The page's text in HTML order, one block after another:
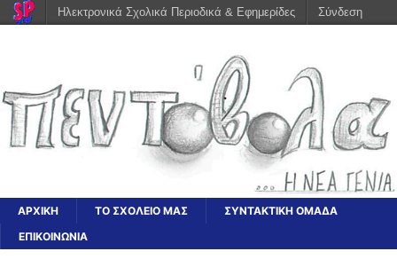
ΑΡΧΙΚΗ ΤΟ ΣΧΟΛΕΙΟ ΜΑΣ
ΣΥΝΤΑΚΤΙΚΗ ΟΜΑΔΑ
ΕΠΙΚΟΙΝΩΝΙΑ
Ηλεκτρονικά Σχολικά Περιοδικά & Εφημερίδες Σύνδεση